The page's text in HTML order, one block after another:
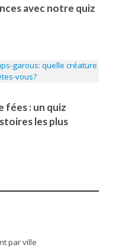
avec notre quiz
fées : un quiz
les plus
par ville